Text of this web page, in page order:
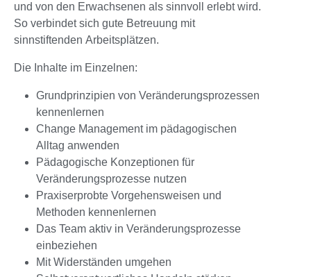
und von den Erwachsenen als sinnvoll erlebt wird.
So verbindet sich gute Betreuung mit
sinnstiftenden Arbeitsplätzen.
Die Inhalte im Einzelnen:
Grundprinzipien von Veränderungsprozessen
kennenlernen
Change Management im pädagogischen
Alltag anwenden
Pädagogische Konzeptionen für
Veränderungsprozesse nutzen
Praxiserprobte Vorgehensweisen und
Methoden kennenlernen
Das Team aktiv in Veränderungsprozesse
einbeziehen
Mit Widerständen umgehen